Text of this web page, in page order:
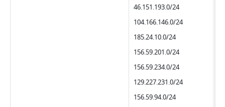
46.151.193.0/24
104.166.146.0/24
185.24.10.0/24
156.59.201.0/24
156.59.234.0/24
129.227.231.0/24
156.59.94.0/24